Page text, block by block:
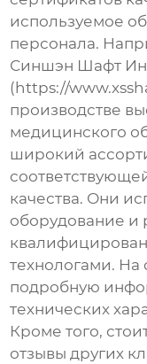
используемое
персонала.
Синшэн Шафт
( https://
производстве
медицинского
широкий
качества. Они
оборудование и
технологами.
подробную
технических
Кроме того,
отзывы других